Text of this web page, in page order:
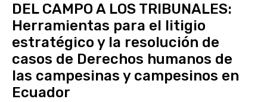
DEL CAMPO A LOS TRIBUNALES:
Herramientas para el litigio
estratégico y la resolución de
casos de Derechos humanos de
las campesinas y campesinos en
Ecuador